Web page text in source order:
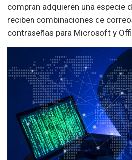
compran adquieren una especie
reciben combinaciones de
contraseñas para Microsoft y